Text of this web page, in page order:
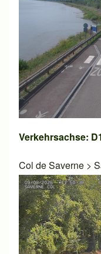
Verkehrsachse:
Col de Saverne >